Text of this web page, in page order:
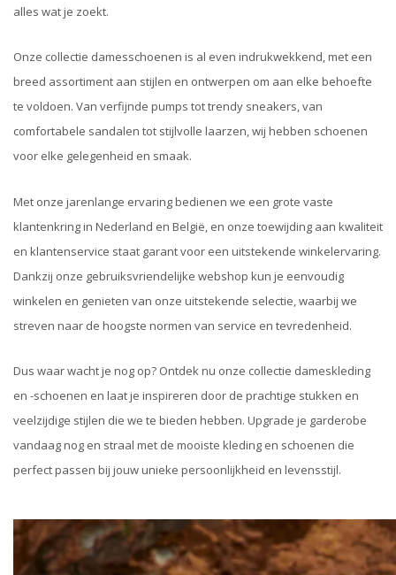
alles wat je zoekt.
Onze collectie damesschoenen is al even indrukwekkend, met een
breed assortiment aan stijlen en ontwerpen om aan elke behoefte
te voldoen. Van verfijnde pumps tot trendy sneakers, van
comfortabele sandalen tot stijlvolle laarzen, wij hebben schoenen
voor elke gelegenheid en smaak.
Met onze jarenlange ervaring bedienen we een grote vaste
klantenkring in Nederland en België, en onze toewijding aan kwaliteit
en klantenservice staat garant voor een uitstekende winkelervaring.
Dankzij onze gebruiksvriendelijke webshop kun je eenvoudig
winkelen en genieten van onze uitstekende selectie, waarbij we
streven naar de hoogste normen van service en tevredenheid.
Dus waar wacht je nog op? Ontdek nu onze collectie dameskleding
en -schoenen en laat je inspireren door de prachtige stukken en
veelzijdige stijlen die we te bieden hebben. Upgrade je garderobe
vandaag nog en straal met de mooiste kleding en schoenen die
perfect passen bij jouw unieke persoonlijkheid en levensstijl.